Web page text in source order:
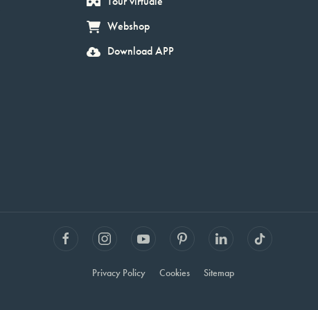
Webshop
Download APP
Privacy Policy Cookies Sitemap